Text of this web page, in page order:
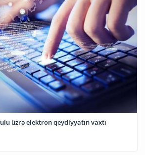
üzrə elektron qeydiyyatın vaxtı